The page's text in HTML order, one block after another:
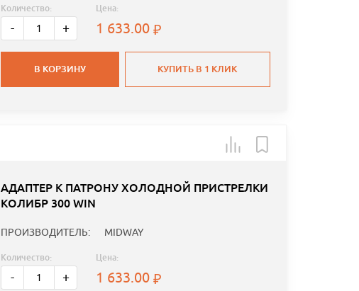
Количество:
- +
Цена:
1 633.00
В КОРЗИНУ КУПИТЬ В 1 КЛИК
АДАПТЕР К ПАТРОНУ ХОЛОДНОЙ ПРИСТРЕЛКИ
КОЛИБР 300 WIN
ПРОИЗВОДИТЕЛЬ: MIDWAY
Количество:
- +
Цена:
1 633.00